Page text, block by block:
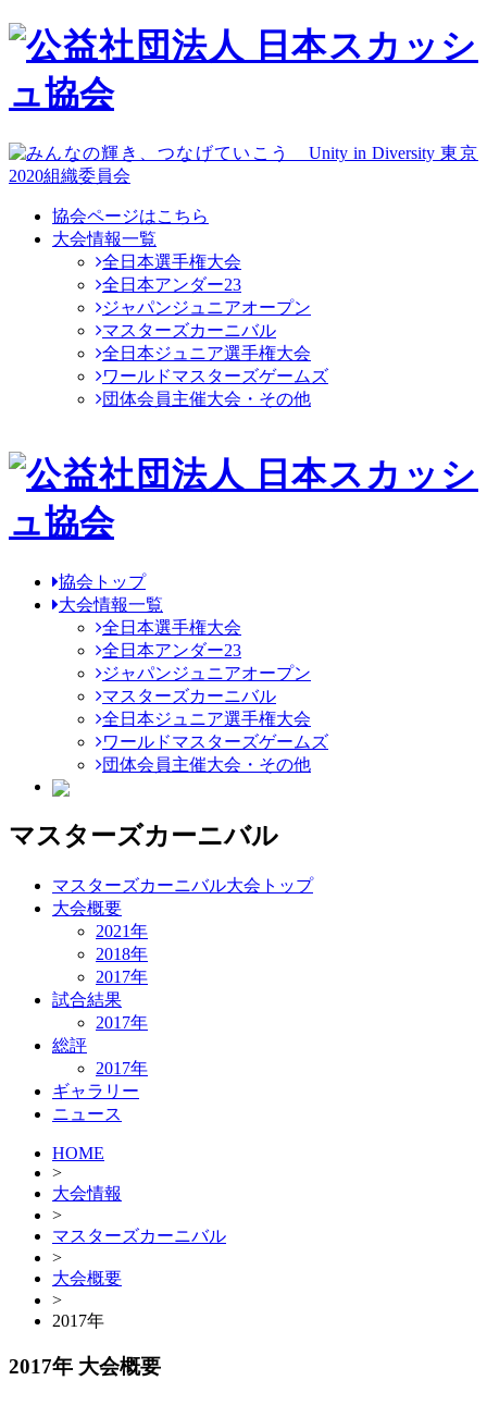
協会ページはこちら
大会情報一覧
全日本選手権大会
全日本アンダー23
ジャパンジュニアオープン
マスターズカーニバル
全日本ジュニア選手権大会
ワールドマスターズゲームズ
団体会員主催大会・その他
協会トップ
大会情報一覧
全日本選手権大会
全日本アンダー23
ジャパンジュニアオープン
マスターズカーニバル
全日本ジュニア選手権大会
ワールドマスターズゲームズ
団体会員主催大会・その他
マスターズカーニバル
マスターズカーニバル大会トップ
大会概要
2021年
2018年
2017年
試合結果
2017年
総評
2017年
ギャラリー
ニュース
HOME
>
大会情報
>
マスターズカーニバル
>
大会概要
>
2017年
2017年 大会概要